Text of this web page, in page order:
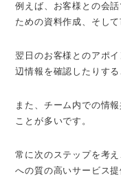
例えば、お客様との会
ための資料作成、そし
翌日のお客様とのアポ
辺情報を確認したりする
また、チーム内での情
ことが多いです。
常に次のステップを考
への質の高いサービス